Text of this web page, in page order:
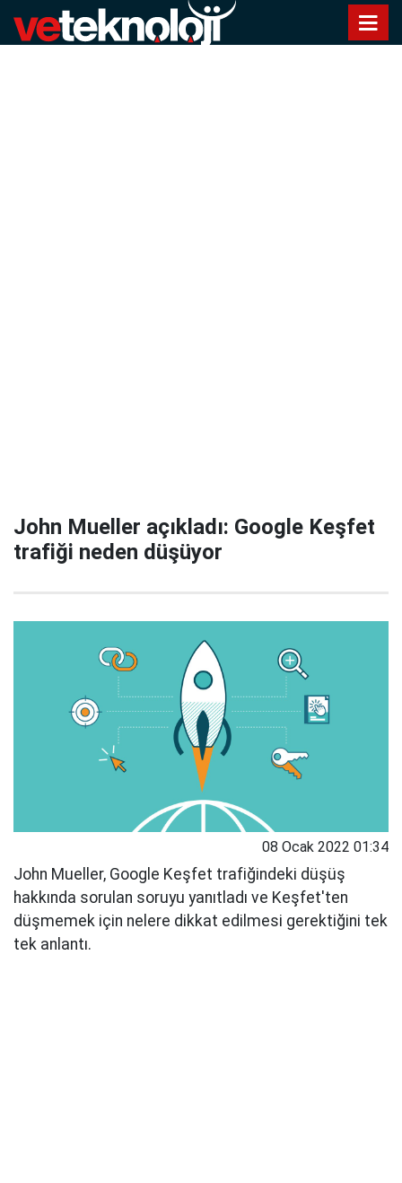
John Mueller açıkladı: Google Keşfet
trafiği neden düşüyor
08 Ocak 2022 01:34
John Mueller, Google Keşfet trafiğindeki düşüş
hakkında sorulan soruyu yanıtladı ve Keşfet'ten
düşmemek için nelere dikkat edilmesi gerektiğini tek
tek anlantı.